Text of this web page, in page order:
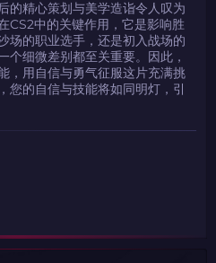
复制到剪贴板
推荐
区与电子竞技
的精心策划与美学造诣令人叹为
CS2中的关键作用，它是影响胜
场的职业选手，还是初入战场的
个细微差别都至关重要。因此，
，用自信与勇气征服这片充满挑
您的自信与技能将如同明灯，引